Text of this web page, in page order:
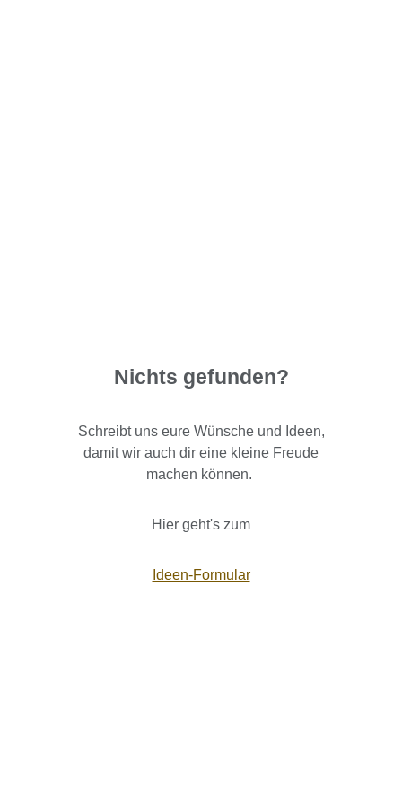
Nichts gefunden?
Schreibt uns eure Wünsche und Ideen,
damit wir auch dir eine kleine Freude
machen können.
Hier geht's zum
Ideen-Formular